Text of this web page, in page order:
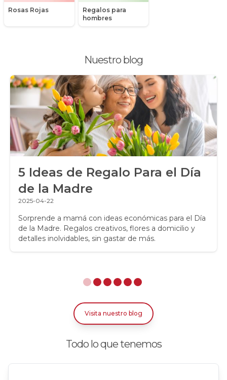
Rosas Rojas
Regalos para
hombres
Nuestro blog
5 Ideas de Regalo Para el Día
de la Madre
2025-04-22
Sorprende a mamá con ideas económicas para el Día
de la Madre. Regalos creativos, flores a domicilio y
detalles inolvidables, sin gastar de más.
Visita nuestro blog
Todo lo que tenemos
Peonias
Promociones y Ofertas
Ramos de Flores
Ramos de Novia
Ramos de Rosas
Regalos a Domicilio
Regalos para Hombres
Regalos para niños
Rosas
Rosas Amarillas
Rosas Azules
Rosas Bicolor Blancas-Rojas
Rosas Blancas
Rosas Damasco